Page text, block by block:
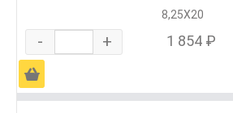
8,25Х20
- + 1 854 ₽
Ä